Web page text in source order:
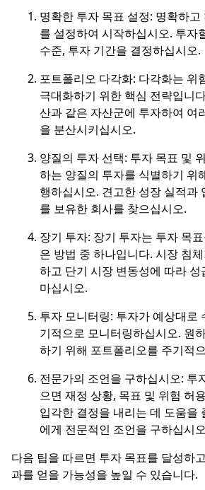
명확한 투자 목표 설정: 명확하
를 설정하여 시작하십시오. 투자
수준, 투자 기간을 결정하십시오.
포트폴리오 다각화: 다각화는 위
극대화하기 위한 핵심 전략입니
산과 같은 자산군에 투자하여 여
을 분산시키십시오.
양질의 투자 선택: 투자 목표 및
하는 양질의 투자를 식별하기 위
행하십시오. 견고한 성장 실적과
를 보유한 회사를 찾으십시오.
장기 투자: 장기 투자는 투자 목
은 방법 중 하나입니다. 시장 침
하고 단기 시장 변동성에 따라 성
마십시오.
투자 모니터링: 투자가 예상대로
기적으로 모니터링하십시오. 원
하기 위해 포트폴리오를 주기적
전문가의 조언을 구하십시오: 투
으면 재정 상황, 목표 및 위험 허
입각한 결정을 내리는 데 도움을
에게 전문적인 조언을 구하십시
다음 팁을 따르면 투자 목표를 달성하
과를 얻을 가능성을 높일 수 있습니다.